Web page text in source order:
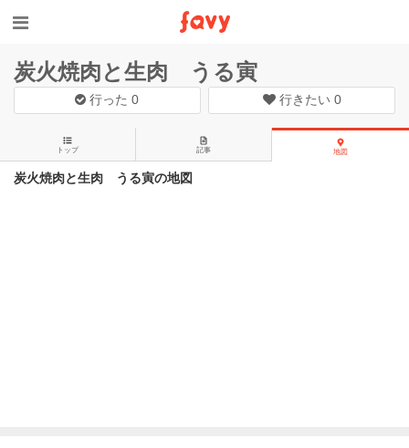
炭火焼肉と生肉 うる寅
行った0 行きたい 0
トップ 記事 地図
炭火焼肉と生肉 うる寅の地図